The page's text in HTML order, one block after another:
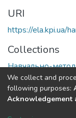
URI
https://ela.kpi.ua/
Collections
Навчально-
Full item page
We collect and
following purposes:
Acknowledgement